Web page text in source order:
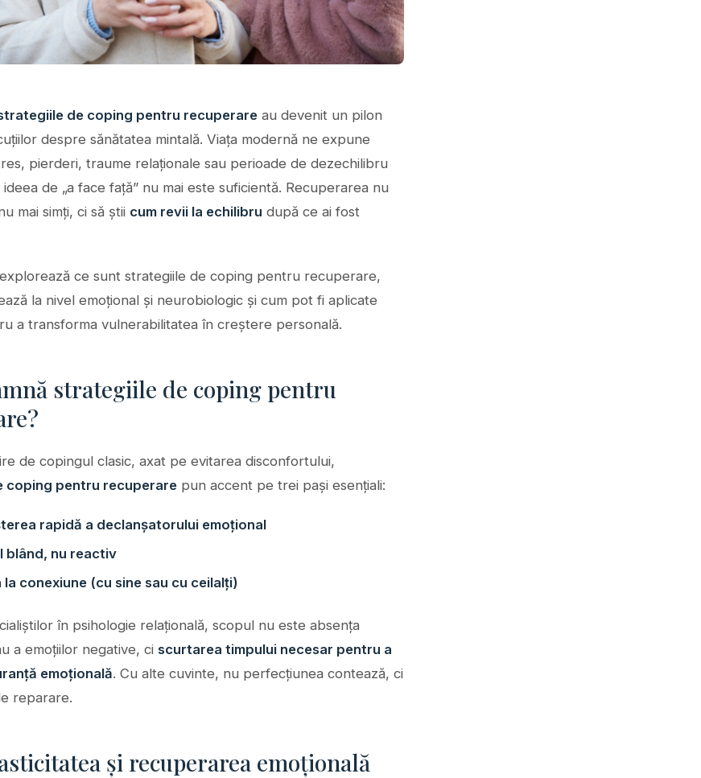
de coping pentru recuperare au devenit un pilon
despre sănătatea mintală. Viața modernă ne expune
pierderi, traume relaționale sau perioade de dezechilibru
de „a face față” nu mai este suficientă. Recuperarea nu
mai simți, ci să știi cum revii la echilibru după ce ai fost
ce sunt strategiile de coping pentru recuperare,
la nivel emoțional și neurobiologic și cum pot fi aplicate
a transforma vulnerabilitatea în creștere personală.
strategiile de coping pentru
de copingul clasic, axat pe evitarea disconfortului,
coping pentru recuperare pun accent pe trei pași esențiali:
rapidă a declanșatorului emoțional
blând, nu reactiv
la conexiune (cu sine sau cu ceilalți)
în psihologie relațională, scopul nu este absența
a emoțiilor negative, ci scurtarea timpului necesar pentru a
emoțională. Cu alte cuvinte, nu perfecțiunea contează, ci
reparare.
și recuperarea emoțională